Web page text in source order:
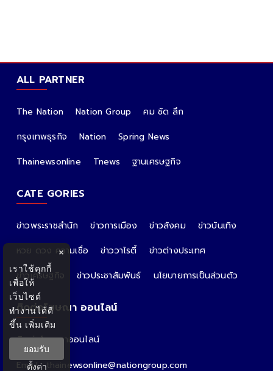
ALL PARTNER
The Nation Nation Group
คม ชัด ลึก
กรุงเทพธุรกิจ
Nation
Spring News
Thainewsonline
Tnews ฐานเศรษฐกิจ
CATE GORIES
ข่าวพระราชสำนัก ข่าวการเมือง ข่าวสังคม
ข่าวบันเทิง
หวย ดวง ความเชื่อ
ข่าววาไรตี้
ข่าวต่างประเทศ
ข่าวเศรษฐกิจ
ข่าวประชาสัมพันธ์ นโยบายการเป็นส่วนตัว
ติดต่อโฆษณา ออนไลน์
ติดต่อโฆษณาออนไลน์
คุณอ้อ
Email : thainewsonline@nationgroup.com
×
เราใช้คุกกี้
เพื่อให้
เว็บไซต์
ทำงานได้ดี
ขึ้น เพิ่มเติม
ยอมรับ
ตั้งค่า